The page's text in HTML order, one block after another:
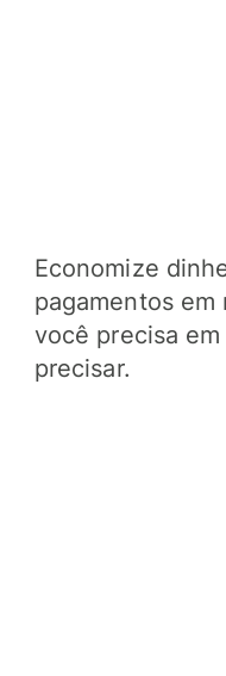
Economize
pagamentos
você precisa
precisar.